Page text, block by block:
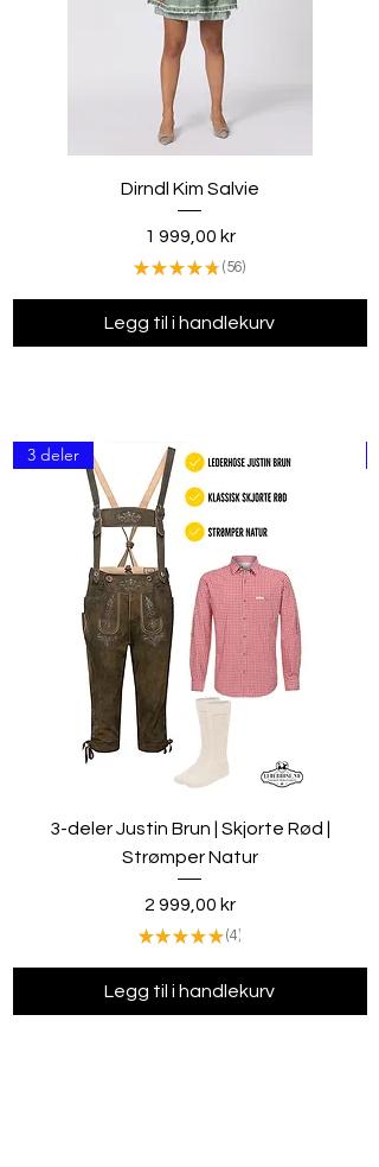
Dirndl Kim Salvie
Pris
1 999,00 kr
★ ★ ★ ★ ★ 56
56
Legg til i handlekurv
3 deler
3-deler Justin Brun | Skjorte Rød |
Strømper Natur
Pris
2 999,00 kr
★ ★ ★ ★ ★ 4
4
Legg til i handlekurv